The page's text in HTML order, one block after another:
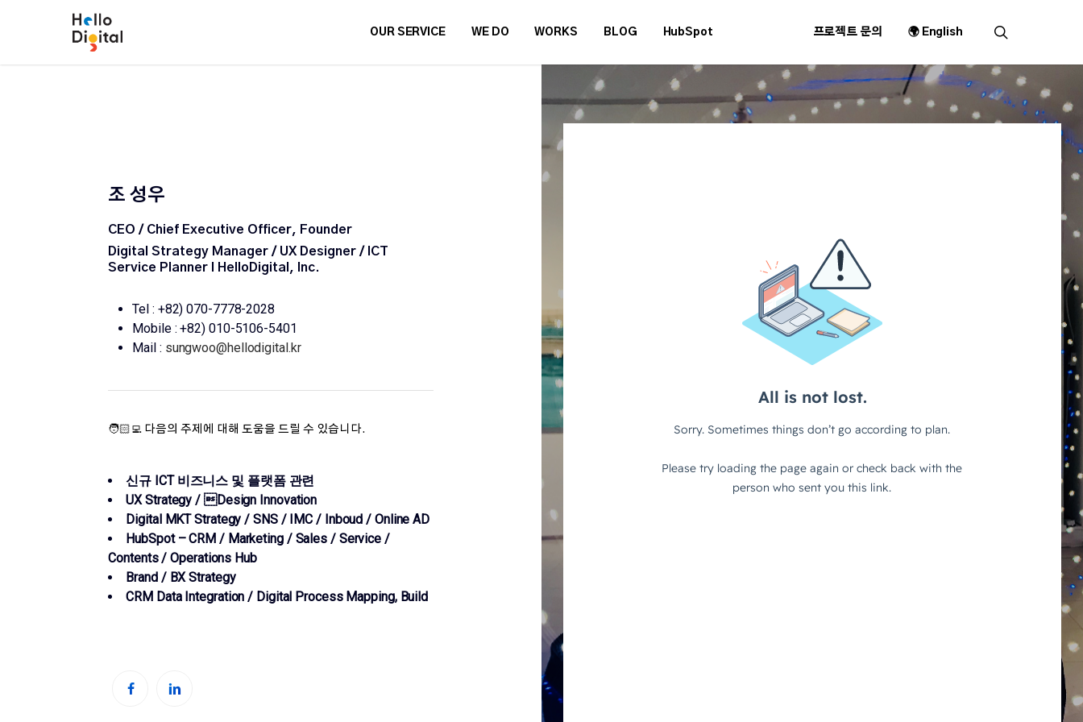
OUR SERVICE WE DO WORKS BLOG HubSpot 프로젝트 문의 🌍 English
조 성우
CEO / Chief Executive Officer, Founder
Digital Strategy Manager / UX Designer / ICT
Service Planner l HelloDigital, Inc.
Tel : +82) 070-7778-2028
Mobile : +82) 010-5106-5401
Mail : sungwoo@hellodigital.kr
🧑🏻‍💻 다음의 주제에 대해 도움을 드릴 수 있습니다.
신규 ICT 비즈니스 및 플랫폼 관련
UX Strategy / Design Innovation
Digital MKT Strategy / SNS / IMC / Inboud / Online AD
HubSpot – CRM / Marketing / Sales / Service /
Contents / Operations Hub
Brand / BX Strategy
CRM Data Integration / Digital Process Mapping, Build